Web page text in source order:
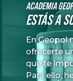
Academia
Estás a
En Geopol
ofrecerte
que te
Para ello,